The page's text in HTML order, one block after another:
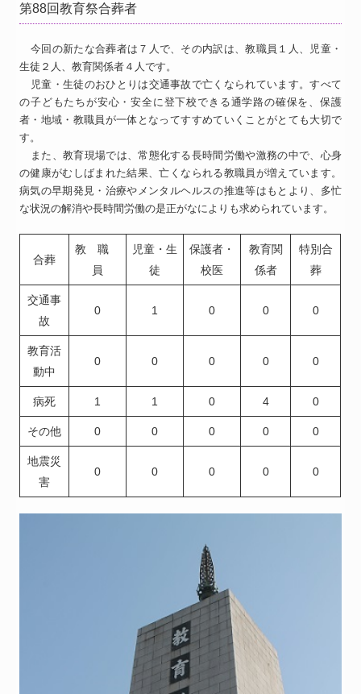
第88回教育祭合葬者
今回の新たな合葬者は７人で、その内訳は、教職員１人、児童・
生徒２人、教育関係者４人です。
児童・生徒のおひとりは交通事故で亡くなられています。すべて
の子どもたちが安心・安全に登下校できる通学路の確保を、保護
者・地域・教職員が一体となってすすめていくことがとても大切で
す。
また、教育現場では、常態化する長時間労働や激務の中で、心身
の健康がむしばまれた結果、亡くなられる教職員が増えています。
病気の早期発見・治療やメンタルヘルスの推進等はもとより、多忙
な状況の解消や長時間労働の是正がなによりも求められています。
合葬
教 職
員
児童・生
徒
保護者・
校医
教育関
係者
特別合
葬
交通事
故
0 1 0 0 0
教育活
動中
0 0 0 0 0
病死 1 1 0 4 0
その他 0 0 0 0 0
地震災
害
0 0 0 0 0